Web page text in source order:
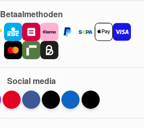
Betaalmethoden
Social media